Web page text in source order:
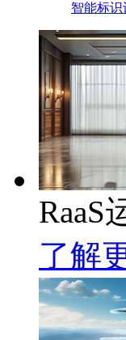
智能标识
RaaS
了解